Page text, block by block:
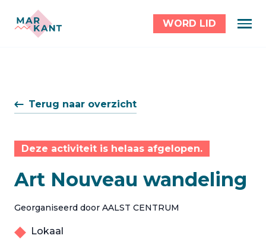
WORD LID
Terug naar overzicht
Deze activiteit is helaas afgelopen.
Art Nouveau wandeling
Georganiseerd door AALST CENTRUM
Lokaal